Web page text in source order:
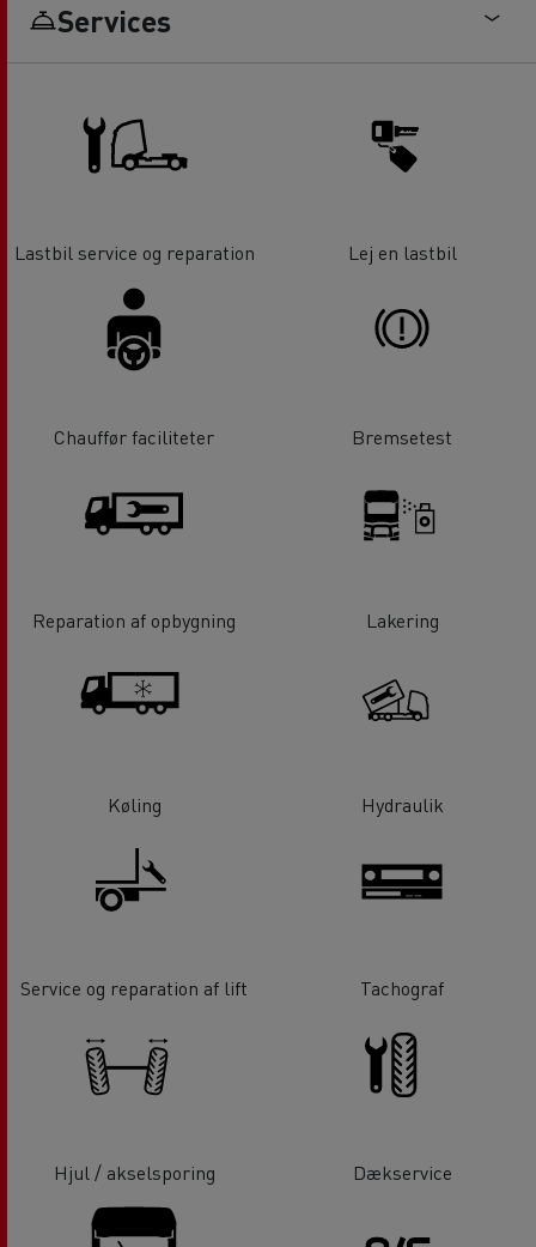
Services
Lastbil service og reparation Lej en lastbil
Chauffør faciliteter Bremsetest
Reparation af opbygning Lakering
Køling Hydraulik
Service og reparation af lift Tachograf
Hjul / akselsporing Dækservice